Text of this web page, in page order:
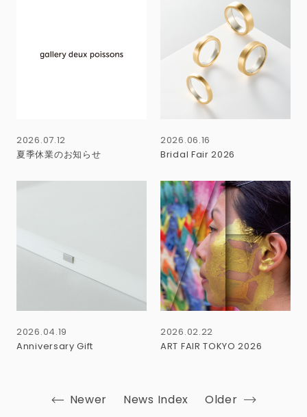
夏季休業のお知らせ
2026.07.12
Bridal Fair 2026
2026.06.16
Anniversary Gift
2026.04.19
ART FAIR TOKYO 2026
2026.02.22
Newer News Index Older